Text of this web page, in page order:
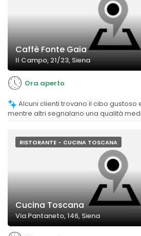
Caffè Fonte Gaia
Il Campo, 21/23, Siena
Ora aperto
mentre altri segnalano una qualità
RISTORANTE - CUCINA TOSCANA
Cucina Toscana
Via Pantaneto, 146, Siena